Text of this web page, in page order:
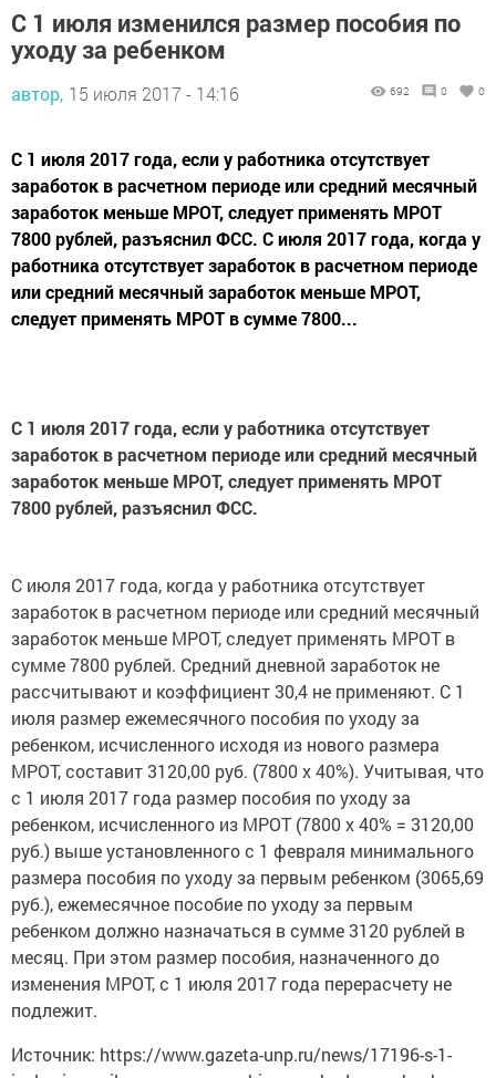
С 1 июля изменился размер пособия по
уходу за ребенком
автор, 15 июля 2017 - 14:16 692 0 0
С 1 июля 2017 года, если у работника отсутствует
заработок в расчетном периоде или средний месячный
заработок меньше МРОТ, следует применять МРОТ
7800 рублей, разъяснил ФСС. С июля 2017 года, когда у
работника отсутствует заработок в расчетном периоде
или средний месячный заработок меньше МРОТ,
следует применять МРОТ в сумме 7800...
С 1 июля 2017 года, если у работника отсутствует
заработок в расчетном периоде или средний месячный
заработок меньше МРОТ, следует применять МРОТ
7800 рублей, разъяснил ФСС.
С июля 2017 года, когда у работника отсутствует
заработок в расчетном периоде или средний месячный
заработок меньше МРОТ, следует применять МРОТ в
сумме 7800 рублей. Средний дневной заработок не
рассчитывают и коэффициент 30,4 не применяют. С 1
июля размер ежемесячного пособия по уходу за
ребенком, исчисленного исходя из нового размера
МРОТ, составит 3120,00 руб. (7800 х 40%). Учитывая, что
с 1 июля 2017 года размер пособия по уходу за
ребенком, исчисленного из МРОТ (7800 х 40% = 3120,00
руб.) выше установленного с 1 февраля минимального
размера пособия по уходу за первым ребенком (3065,69
руб.), ежемесячное пособие по уходу за первым
ребенком должно назначаться в сумме 3120 рублей в
месяц. При этом размер пособия, назначенного до
изменения МРОТ, с 1 июля 2017 года перерасчету не
подлежит.
Источник: https://www.gazeta-unp.ru/news/17196-s-1-